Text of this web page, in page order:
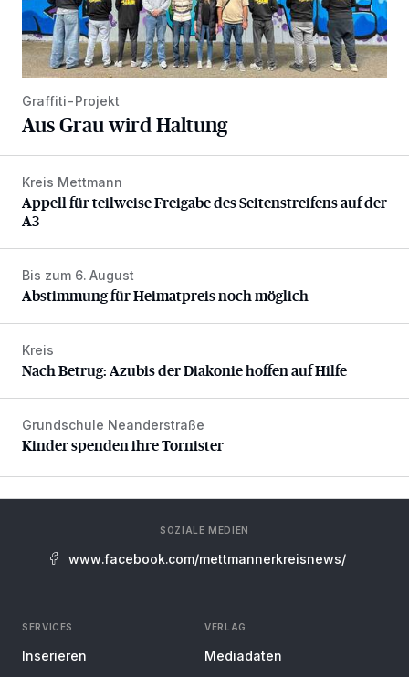
Graffiti-Projekt
Aus Grau wird Haltung
Appell für teilweise Freigabe des Seitenstreifens auf der A3
Kreis Mettmann
Appell für teilweise Freigabe des Seitenstreifens auf der
A3
Abstimmung für Heimatpreis noch möglich
Bis zum 6. August
Abstimmung für Heimatpreis noch möglich
Nach Betrug: Azubis der Diakonie hoffen auf Hilfe
Kreis
Nach Betrug: Azubis der Diakonie hoffen auf Hilfe
Kinder spenden ihre Tornister
Grundschule Neanderstraße
Kinder spenden ihre Tornister
SOZIALE MEDIEN
www.facebook.com/mettmannerkreisnews/
SERVICES
Inserieren
VERLAG
Mediadaten